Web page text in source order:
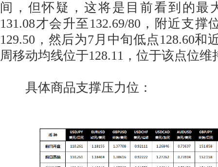
间，但怀疑，这将是目前看到的最
131.08才会升至132.69/80，附近支撑
129.50，然后为7月中旬低点128.60和
周移动均线位于128.11，位于该点位维
具体商品支撑压力位：